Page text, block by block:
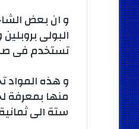
و ان بعض
البولى
تستخدم فى صناعة
و هذه المواد
منها بمعرفة
ستة الى